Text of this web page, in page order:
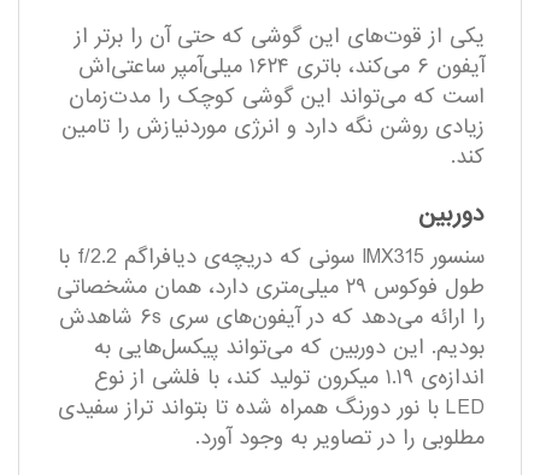
یکی از قوت‌های این گوشی که حتی آن را برتر از
آیفون ۶ می‌کند، باتری ۱۶۲۴ میلی‌آمپر ساعتی‌اش
است که می‌تواند این گوشی کوچک را مدت‌زمان
زیادی روشن نگه دارد و انر‌ژی موردنیازش را تامین
کند.
دوربین
سنسور IMX315 سونی که دریچه‌ی دیافراگم f/2.2 با
طول فوکوس ۲۹ میلی‌متری دارد، همان مشخصاتی
را ارائه می‌دهد که در آیفون‌های سری ۶s شاهدش
بودیم. این دوربین که می‌تواند پیکسل‌هایی به
اندازه‌ی ۱.۱۹ میکرون تولید کند، با فلشی از نوع
LED با نور دورنگ همراه شده تا بتواند تراز سفیدی
مطلوبی را در تصاویر به وجود آورد.